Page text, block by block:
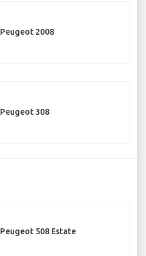
Peugeot 2008
Peugeot 308
Peugeot 508 Estate